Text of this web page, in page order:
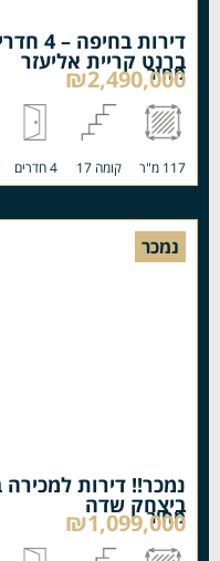
דירות
ברנט קריית אליעזר
מחיר
₪2,490,000
117 מ"ר קומה 17 4 חדרים
נמכר
ביצחק שדה
מחיר
₪1,099,000